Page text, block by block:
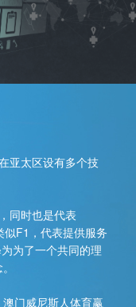
亚太区设有多个技
同时也是代表
F1，代表提供服务
为了一个共同的理
门威尼斯人体育赢